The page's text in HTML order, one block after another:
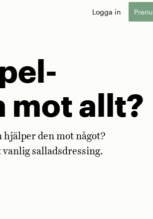
Logga in
mot allt?
den mot något?
salladsdressing.